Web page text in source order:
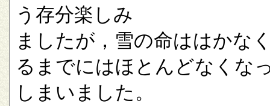
う存分楽しみ
ましたが，雪の命ははかな
るまでにはほとんどなくな
しまいました。